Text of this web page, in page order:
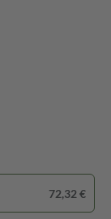
72,32 €